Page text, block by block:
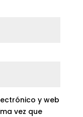
y web
vez que